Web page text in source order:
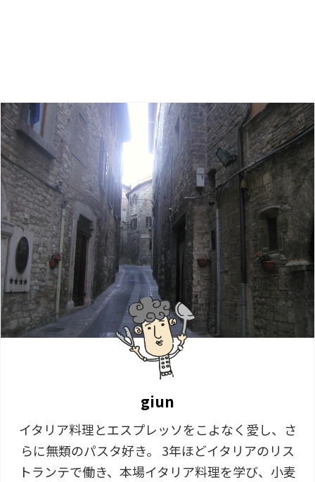
giun
イタリア料理とエスプレッソをこよなく愛し、さ
らに無類のパスタ好き。 3年ほどイタリアのリス
トランテで働き、本場イタリア料理を学び、小麦